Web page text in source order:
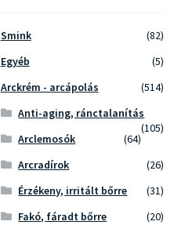
Smink
(82)
Egyéb
(5)
Arckrém - arcápolás
(514)
Anti-aging, ránctalanítás
(105)
Arclemosók
(64)
Arcradírok
(26)
Érzékeny, irritált bőrre
(31)
Fakó, fáradt bőrre
(20)